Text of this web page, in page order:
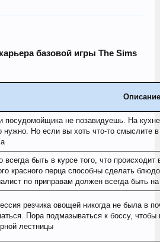
базовой игры The Sims
Описание
посудомойщика не позавидуешь. На
нужно. Но если вы хоть что-то смыслите
всегда быть в курсе того, что
красного перца способны сделать
по приправам должен всегда быть
резчика овощей никогда не была в
Пора подмазываться к боссу, чтобы
лестницы